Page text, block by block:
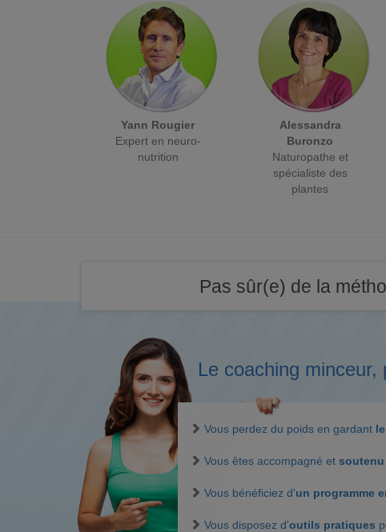
Yann Rougier
Expert en neuro-
nutrition
Alessandra
Buronzo
Naturopathe et
spécialiste des
plantes
Pas sûr(e) de la
Le coaching
Vous perdez du poids en gardant
Vous êtes accompagné et
Vous bénéficiez d'un programme
Vous disposez d'outils pratiques